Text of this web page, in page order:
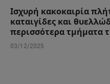
Ισχυρή κακοκαιρία
καταιγίδες και
περισσότερα τμήματα
03/12/2025